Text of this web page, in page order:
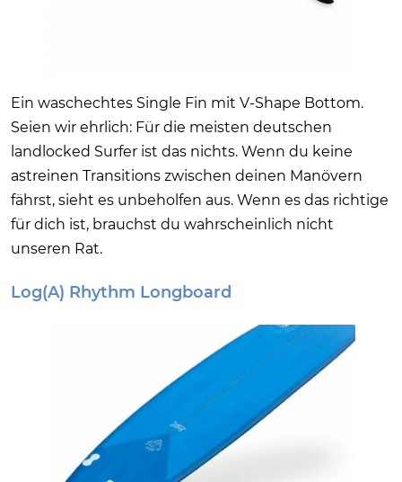
Ein waschechtes Single Fin mit V-Shape Bottom.
Seien wir ehrlich: Für die meisten deutschen
landlocked Surfer ist das nichts. Wenn du keine
astreinen Transitions zwischen deinen Manövern
fährst, sieht es unbeholfen aus. Wenn es das richtige
für dich ist, brauchst du wahrscheinlich nicht
unseren Rat.
Log(A) Rhythm Longboard